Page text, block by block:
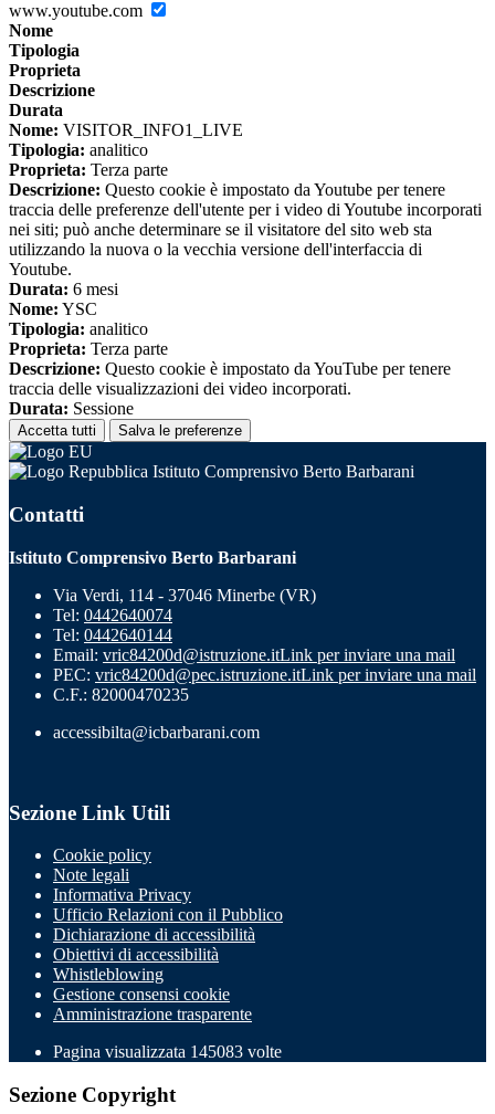
www.youtube.com
Nome
Tipologia
Proprieta
Descrizione
Durata
Nome: VISITOR_INFO1_LIVE
Tipologia: analitico
Proprieta: Terza parte
Descrizione: Questo cookie è impostato da Youtube per tenere
traccia delle preferenze dell'utente per i video di Youtube incorporati
nei siti; può anche determinare se il visitatore del sito web sta
utilizzando la nuova o la vecchia versione dell'interfaccia di
Youtube.
Durata: 6 mesi
Nome: YSC
Tipologia: analitico
Proprieta: Terza parte
Descrizione: Questo cookie è impostato da YouTube per tenere
traccia delle visualizzazioni dei video incorporati.
Durata: Sessione
Accetta tutti Salva le preferenze
Istituto Comprensivo Berto Barbarani
Contatti
Istituto Comprensivo Berto Barbarani
Via Verdi, 114 - 37046 Minerbe (VR)
Tel: 0442640074
Tel: 0442640144
Email: vric84200d@istruzione.itLink per inviare una mail
PEC: vric84200d@pec.istruzione.itLink per inviare una mail
C.F.: 82000470235
accessibilta@icbarbarani.com
Sezione Link Utili
Cookie policy
Note legali
Informativa Privacy
Ufficio Relazioni con il Pubblico
Dichiarazione di accessibilità
Obiettivi di accessibilità
Whistleblowing
Gestione consensi cookie
Amministrazione trasparente
Pagina visualizzata 145083 volte
Sezione Copyright